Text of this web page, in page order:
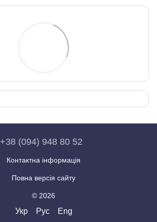
+38 (094) 948 80 52
Контактна інформація
Повна версія сайту
© 2026
Укр Рус Eng